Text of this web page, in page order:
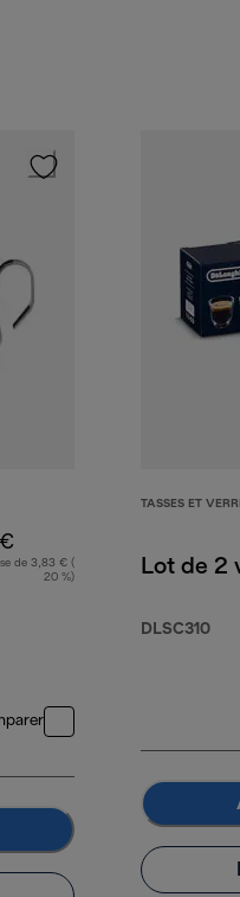
de 3,83 € (
20 %)
TASSES ET
Lot de 2
DLSC310